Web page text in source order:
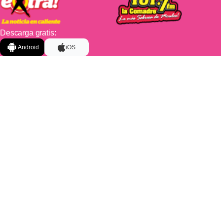
Descarga gratis:
Android iOS